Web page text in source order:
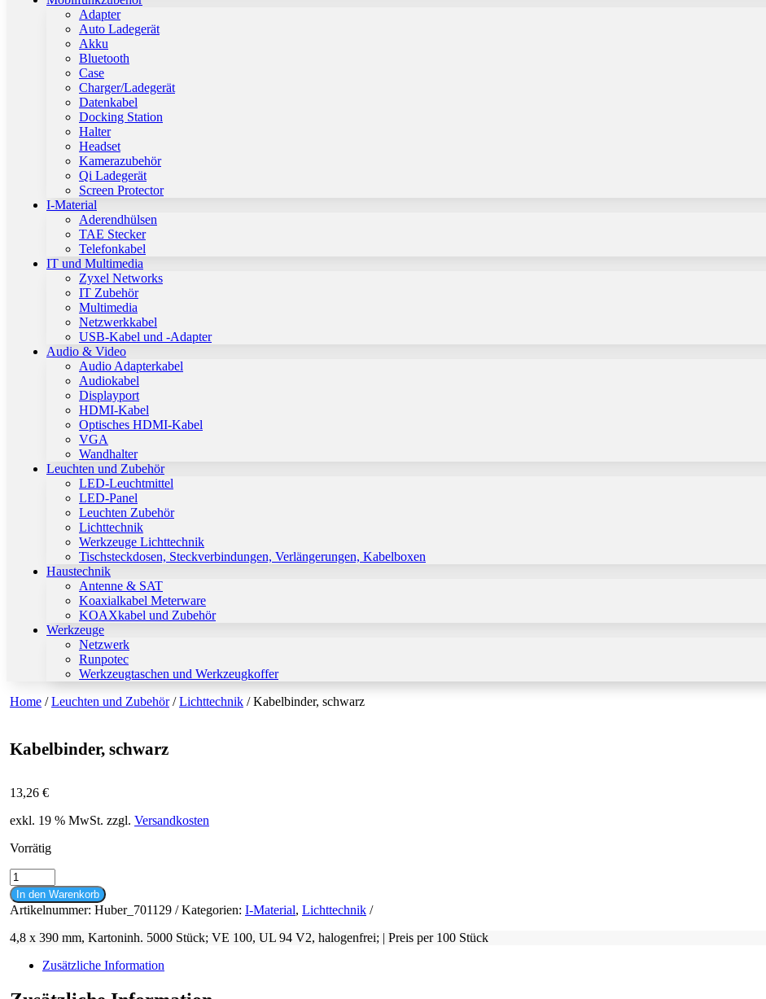
Adapter
Auto Ladegerät
Akku
Bluetooth
Case
Charger/Ladegerät
Datenkabel
Docking Station
Halter
Headset
Kamerazubehör
Qi Ladegerät
Screen Protector
I-Material
Aderendhülsen
TAE Stecker
Telefonkabel
IT und Multimedia
Zyxel Networks
IT Zubehör
Multimedia
Netzwerkkabel
USB-Kabel und -Adapter
Audio & Video
Audio Adapterkabel
Audiokabel
Displayport
HDMI-Kabel
Optisches HDMI-Kabel
VGA
Wandhalter
Leuchten und Zubehör
LED-Leuchtmittel
LED-Panel
Leuchten Zubehör
Lichttechnik
Werkzeuge Lichttechnik
Tischsteckdosen, Steckverbindungen, Verlängerungen, Kabelboxen
Haustechnik
Antenne & SAT
Koaxialkabel Meterware
KOAXkabel und Zubehör
Werkzeuge
Netzwerk
Runpotec
Werkzeugtaschen und Werkzeugkoffer
Home /Leuchten und Zubehör/Lichttechnik / Kabelbinder, schwarz
Kabelbinder, schwarz
13,26 €
exkl. 19 % MwSt. zzgl. Versandkosten
Vorrätig
Kabelbinder,
schwarz
Menge
In den Warenkorb
Artikelnummer: Huber_701129 Kategorien: I-Material, Lichttechnik
4,8 x 390 mm, Kartoninh. 5000 Stück; VE 100, UL 94 V2, halogenfrei; | Preis per 100 Stück
Zusätzliche Information